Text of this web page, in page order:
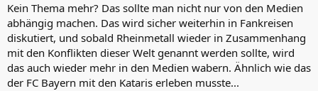
:
Kein Thema mehr? Das sollte man nicht nur von den Medien
abhängig machen. Das wird sicher weiterhin in Fankreisen
diskutiert, und sobald Rheinmetall wieder in Zusammenhang
mit den Konflikten dieser Welt genannt werden sollte, wird
das auch wieder mehr in den Medien wabern. Ähnlich wie das
der FC Bayern mit den Kataris erleben musste...